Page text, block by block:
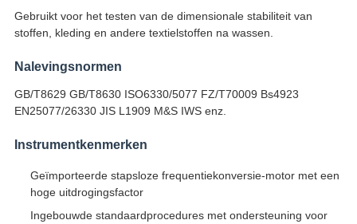
Gebruikt voor het testen van de dimensionale stabiliteit van
stoffen, kleding en andere textielstoffen na wassen.
Nalevingsnormen
GB/T8629 GB/T8630 ISO6330/5077 FZ/T70009 Bs4923
EN25077/26330 JIS L1909 M&S IWS enz.
Instrumentkenmerken
Geïmporteerde stapsloze frequentiekonversie-motor met een
hoge uitdrogingsfactor
Ingebouwde standaardprocedures met ondersteuning voor